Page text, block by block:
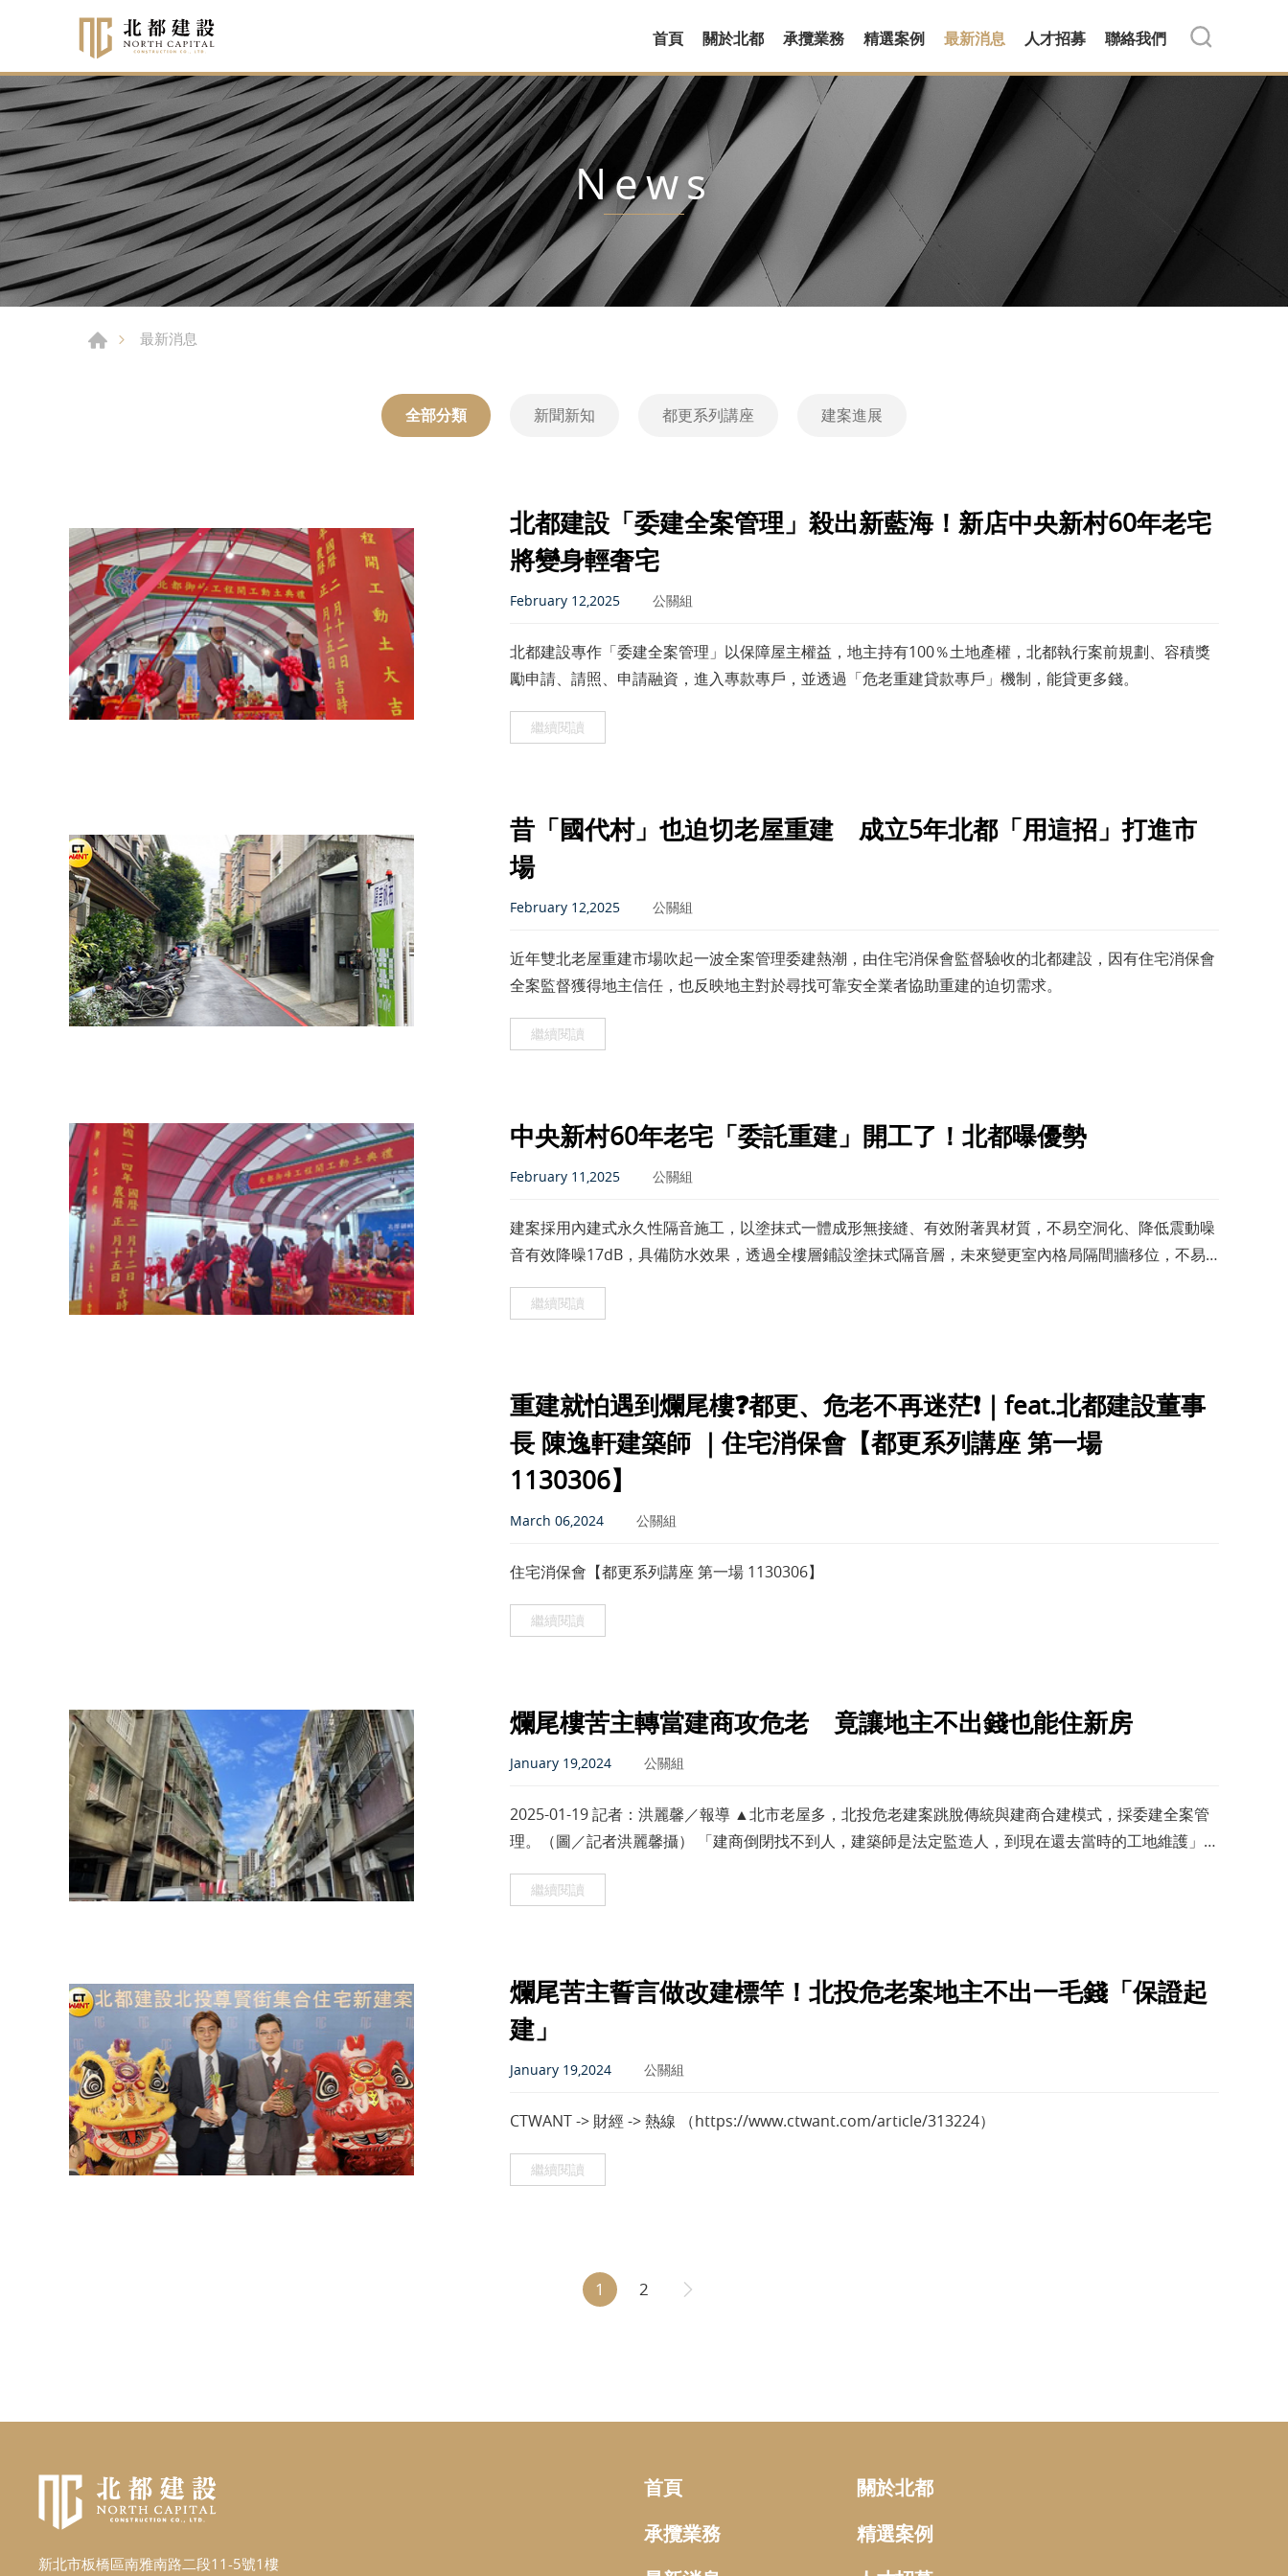
首頁 關於北都 承攬業務 精選案例 最新消息 人才招募 聯絡我們
News
最新消息
全部分類 新聞新知 都更系列講座 建案進展
北都建設「委建全案管理」殺出新藍海！新店中央新村60年老宅
將變身輕奢宅
February 12,2025 公關組
北都建設專作「委建全案管理」以保障屋主權益，地主持有100％土地產權，北都執行案前規劃、容積獎
勵申請、請照、申請融資，進入專款專戶，並透過「危老重建貸款專戶」機制，能貸更多錢。
繼續閱讀
昔「國代村」也迫切老屋重建 成立5年北都「用這招」打進市
場
February 12,2025 公關組
近年雙北老屋重建市場吹起一波全案管理委建熱潮，由住宅消保會監督驗收的北都建設，因有住宅消保會
全案監督獲得地主信任，也反映地主對於尋找可靠安全業者協助重建的迫切需求。
繼續閱讀
中央新村60年老宅「委託重建」開工了！北都曝優勢
February 11,2025 公關組
建案採用內建式永久性隔音施工，以塗抹式一體成形無接縫、有效附著異材質，不易空洞化、降低震動噪
音有效降噪17dB，具備防水效果，透過全樓層鋪設塗抹式隔音層，未來變更室內格局隔間牆移位，不易
破壞原有已施作的永久性隔音層及防水，能給住戶防水保固20年保障。
繼續閱讀
重建就怕遇到爛尾樓❓都更、危老不再迷茫❗️｜feat.北都建設董事
長 陳逸軒建築師 ｜住宅消保會【都更系列講座 第一場
1130306】
March 06,2024 公關組
住宅消保會【都更系列講座 第一場 1130306】
繼續閱讀
爛尾樓苦主轉當建商攻危老 竟讓地主不出錢也能住新房
January 19,2024 公關組
2025-01-19 記者：洪麗馨／報導 ▲北市老屋多，北投危老建案跳脫傳統與建商合建模式，採委建全案管
理。（圖／記者洪麗馨攝） 「建商倒閉找不到人，建築師是法定監造人，到現在還去當時的工地維護」，
北都建設董事長陳逸軒苦笑，自己就是爛尾樓的苦主，現在自己當
繼續閱讀
爛尾苦主誓言做改建標竿！北投危老案地主不出一毛錢「保證起
建」
January 19,2024 公關組
CTWANT -> 財經 -> 熱線 （https://www.ctwant.com/article/313224）
繼續閱讀
1 2
首頁
關於北都
承攬業務
精選案例
新北市板橋區南雅南路二段11-5號1樓